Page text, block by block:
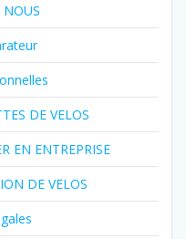
DE VELOS
EN ENTREPRISE
DE VELOS